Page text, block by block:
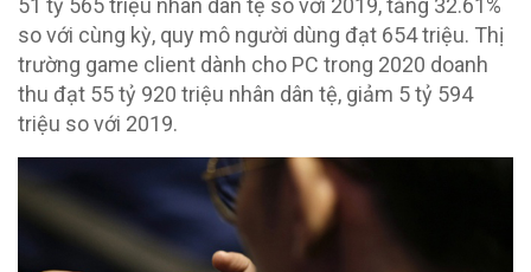
51 tỷ 565 triệu nhân dân tệ so với 2019, tăng 32.61%
so với cùng kỳ, quy mô người dùng đạt 654 triệu. Thị
trường game client dành cho PC trong 2020 doanh
thu đạt 55 tỷ 920 triệu nhân dân tệ, giảm 5 tỷ 594
triệu so với 2019.